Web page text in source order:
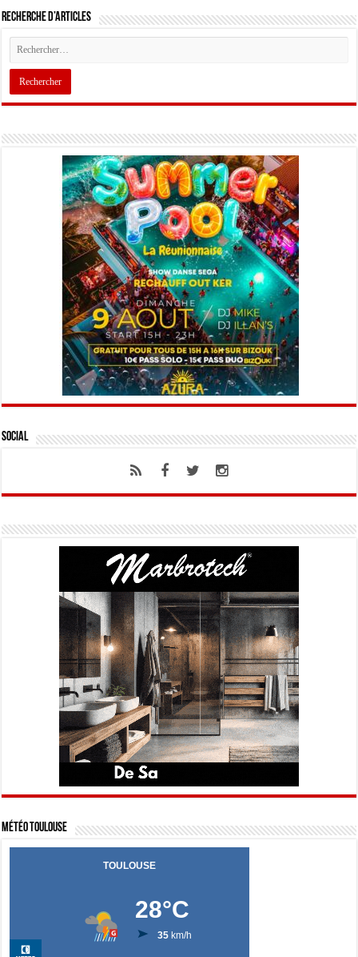
Recherche d’articles
Social
Météo Toulouse